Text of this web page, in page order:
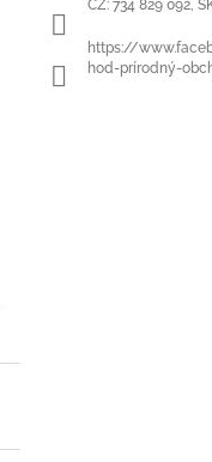
CZ: 734 829 092,
https://
hod-prírodný-